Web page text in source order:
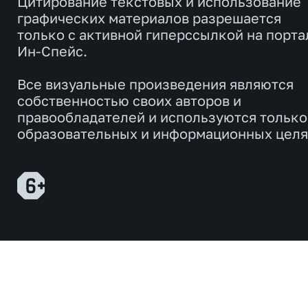
графических материалов разрешается
только с активной гиперссылкой на
Ин-Спейс.
Все визуальные произведения являются
собственностью своих авторов и
правообладателей и используются
образовательных и информационных